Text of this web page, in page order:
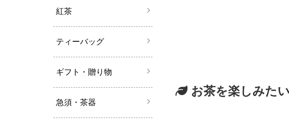
お茶を楽しみた
紅茶
ティーバッグ
ギフト・贈り物
急須・茶器